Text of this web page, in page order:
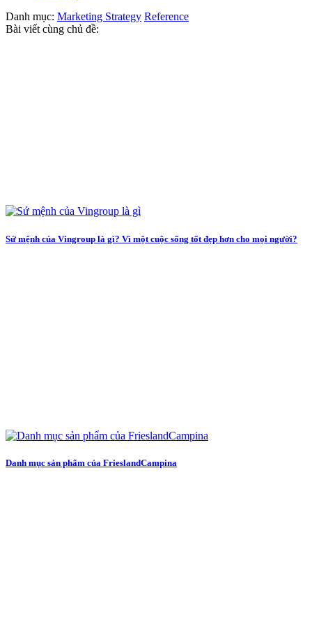
Danh mục: Marketing Strategy Reference
Bài viết cùng chủ đề:
Sứ mệnh của Vingroup là gì? Vì một cuộc sống tốt đẹp hơn cho mọi người?
Danh mục sản phẩm của FrieslandCampina